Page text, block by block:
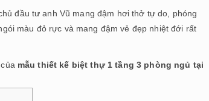
đầu tư anh Vũ mang đậm hơi thở tự do, phóng
màu đỏ rực và mang đậm vẻ đẹp nhiệt đới rất
mẫu thiết kế biệt thự 1 tầng 3 phòng ngủ tại